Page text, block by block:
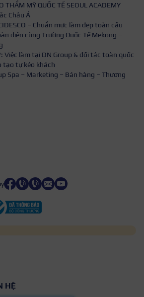
THẨM MỸ QUỐC TẾ SEOUL ACADEMY
Châu Á
– Chuẩn mực làm đẹp toàn cầu
diện cùng Trường Quốc Tế Mekong –
Việc làm tại DN Group & đối tác toàn quốc
tạo tự kéo khách
Spa – Marketing – Bán hàng – Thương
HỆ